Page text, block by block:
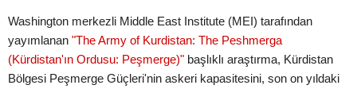
Washington merkezli Middle East Institute (MEI) tarafından
yayımlanan "The Army of Kurdistan: The Peshmerga
(Kürdistan'ın Ordusu: Peşmerge)" başlıklı araştırma, Kürdistan
Bölgesi Peşmerge Güçleri'nin askeri kapasitesini, son on yıldaki